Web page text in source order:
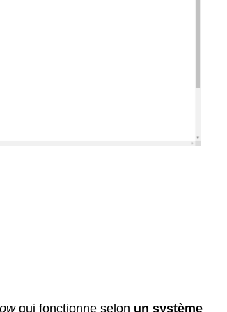
qui fonctionne selon un système